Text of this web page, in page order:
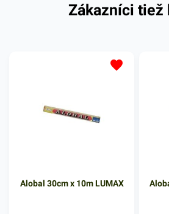
Zákazníci tiež
Alobal 30cm x 10m LUMAX